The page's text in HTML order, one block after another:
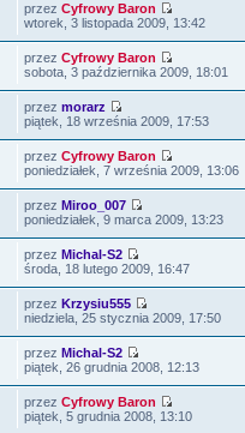
przezCyfrowy Baron
wtorek, 3 listopada 2009, 13:42
przezCyfrowy Baron
sobota, 3 października 2009, 18:01
przezmorarz
piątek, 18 września 2009, 17:53
przezCyfrowy Baron
poniedziałek, 7 września 2009, 13:06
przezMiroo_007
poniedziałek, 9 marca 2009, 13:23
przezMichal-S2
środa, 18 lutego 2009, 16:47
przezKrzysiu555
niedziela, 25 stycznia 2009, 17:50
przezMichal-S2
piątek, 26 grudnia 2008, 12:13
przezCyfrowy Baron
piątek, 5 grudnia 2008, 13:10